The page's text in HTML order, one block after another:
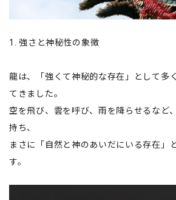
1. 強さと神秘性の象徴
龍は、「強くて神秘的な存在」として多
てきました。
空を飛び、雲を呼び、雨を降らせるなど
持ち、
まさに「自然と神のあいだにいる存在」
す。